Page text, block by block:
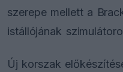
szerepe mellett a
istállójának
Új korszak